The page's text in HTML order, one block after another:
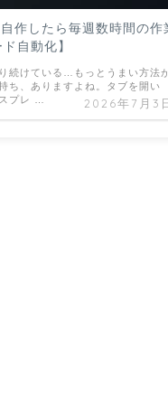
作したら毎週数時間の作
自動化】
2026年7月3
続けている…もっとうまい方法
ち、ありますよね。タブを開い
プレ …